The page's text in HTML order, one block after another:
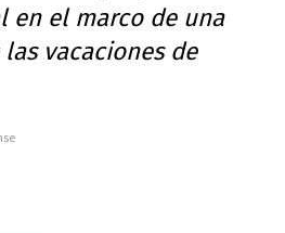
en el marco de una
vacaciones de